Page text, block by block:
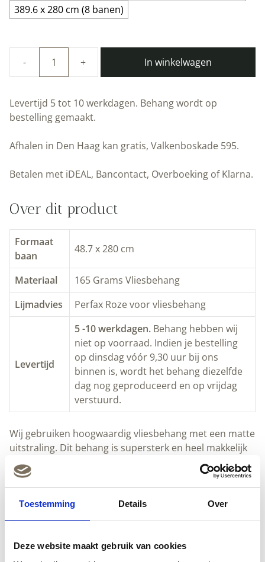
Toestemming Details Over
Deze website maakt gebruik van cookies
389.6 x 280 cm (8 banen)
Bloemen
Golden
Age
Flowers
II
Kek
Peltenburg
Natuurverf
aantal
In winkelwagen
Levertijd 5 tot 10 werkdagen. Behang wordt op
bestelling gemaakt.
Afhalen in Den Haag kan gratis, Valkenboskade 595.
Betalen met iDEAL, Bancontact, Overboeking of Klarna.
Over dit product
Formaat
baan
48.7 x 280 cm
Materiaal
165 Grams Vliesbehang
Lijmadvies
Perfax Roze voor vliesbehang
Levertijd
5 -10 werkdagen. Behang hebben wij
niet op voorraad. Indien je bestelling
op dinsdag vóór 9,30 uur bij ons
binnen is, wordt het behang diezelfde
dag nog geproduceerd en op vrijdag
verstuurd.
Wij gebruiken hoogwaardig vliesbehang met een matte
uitstraling. Dit behang is supersterk en heel makkelijk
zelf aan te brengen. Het is prachtig materiaal dat
bovendien milieuvriendelijk wordt geproduceerd.
Hoogwaardig vliesbehang met een matte uitstraling
Makkelijk zelf aan te brengen
Maatwerk mogelijk